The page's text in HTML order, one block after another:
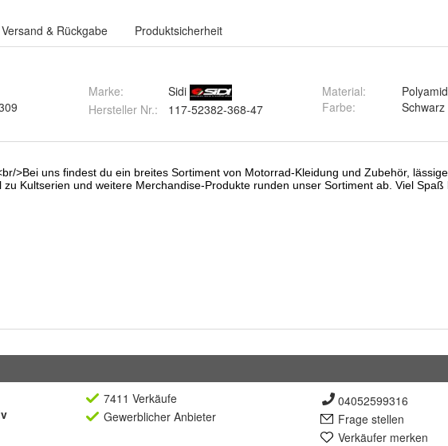
& Rückgabe Produktsicherheit
Marke:
Sidi
Hersteller Nr.:
117-52382-368-47
Material:
Polyamid
Farbe: Schwarz
7411 Verkäufe
Gewerblicher Anbieter
04052599316
Frage stellen
Verkäufer merken